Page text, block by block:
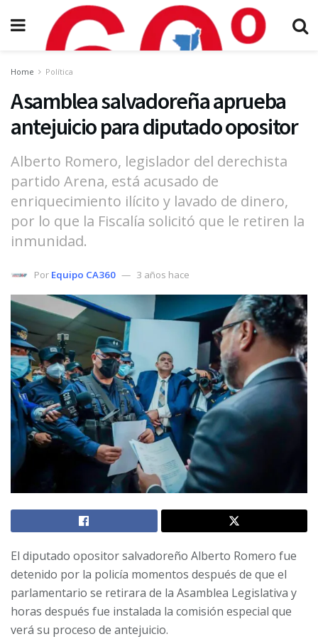
Home Política
Asamblea salvadoreña aprueba
antejuicio para diputado opositor
Alberto Romero, legislador del derechista
partido Arena, está acusado de
enriquecimiento ilícito y lavado de dinero,
por lo que la Fiscalía solicitó que le retiren la
inmunidad.
Por Equipo CA360 3 años hace
El diputado opositor salvadoreño Alberto Romero fue
detenido por la policía momentos después de que el
parlamentario se retirara de la Asamblea Legislativa y
horas después fue instalada la comisión especial que
verá su proceso de antejuicio.